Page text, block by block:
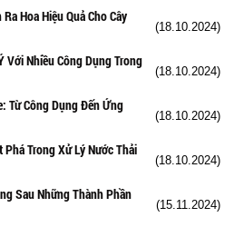
Hoa Hiệu Quả Cho Cây
(18.10.2024)
Với Nhiều Công Dụng Trong
(18.10.2024)
Từ Công Dụng Đến Ứng
(18.10.2024)
Trong Xử Lý Nước Thải
(18.10.2024)
Sau Những Thành Phần
(15.11.2024)